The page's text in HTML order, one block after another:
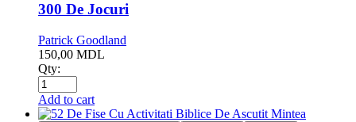
300 De Jocuri
Patrick Goodland
150,00 MDL
Qty:
Add to cart